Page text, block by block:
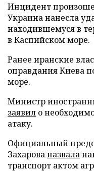
Инцидент
Украина нанесла
находившемуся в
в Каспийском море.
Ранее иранские
оправдания Киева
море.
Министр
заявил о
атаку.
Официальный
Захарованазвала
транспорт актом